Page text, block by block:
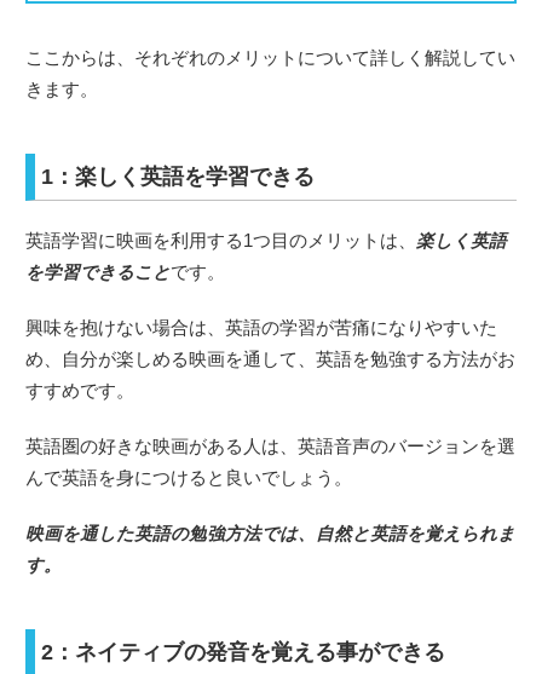
ここからは、それぞれのメリットについて詳しく解説してい
きます。
1：楽しく英語を学習できる
英語学習に映画を利用する1つ目のメリットは、 楽しく英語
を学習できることです。
興味を抱けない場合は、英語の学習が苦痛になりやすいた
め、自分が楽しめる映画を通して、英語を勉強する方法がお
すすめです。
英語圏の好きな映画がある人は、英語音声のバージョンを選
んで英語を身につけると良いでしょう。
映画を通した英語の勉強方法では、自然と英語を覚えられま
す。
2：ネイティブの発音を覚える事ができる